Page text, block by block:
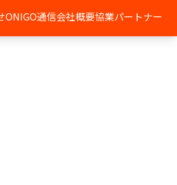
ONIGO通信会社概要協業パートナー